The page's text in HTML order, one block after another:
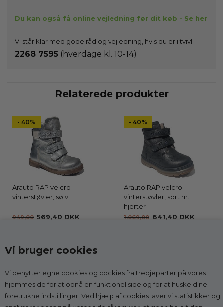
Vi bruger cookies
Vi benytter egne cookies og cookies fra tredjeparter på vores
hjemmeside for at opnå en funktionel side og for at huske dine
foretrukne indstillinger. Ved hjælp af cookies laver vi statistikker og
Du kan også få online vejledning før dit køb - Se her
Vi står klar med gode råd og vejledning, hvis du er i tvivl:
2268 7595 (hverdage kl. 10-14)
Relaterede produkter
- 40%
Arauto RAP velcro
vinterstøvler, sølv
949,00 569,40 DKK
- 40%
Arauto RAP velcro
vinterstøvler, sort m.
hjerter
1.069,00 641,40 DKK
Kontakt
Godesko.dk